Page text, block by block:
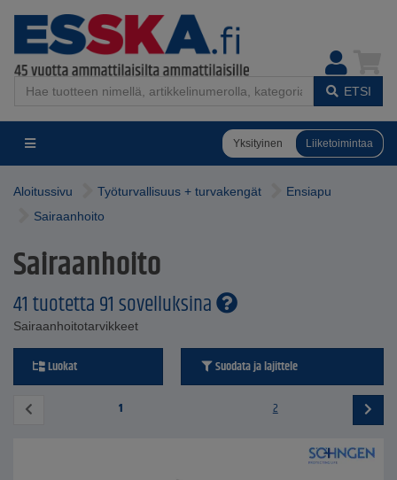
ETSI
Yksityinen Liiketoimintaa
Aloitussivu Työturvallisuus + turvakengät
Ensiapu
Sairaanhoito
Sairaanhoito
41 tuotetta 91 sovelluksina
Sairaanhoitotarvikkeet
Luokat Suodata ja lajittele
1 2